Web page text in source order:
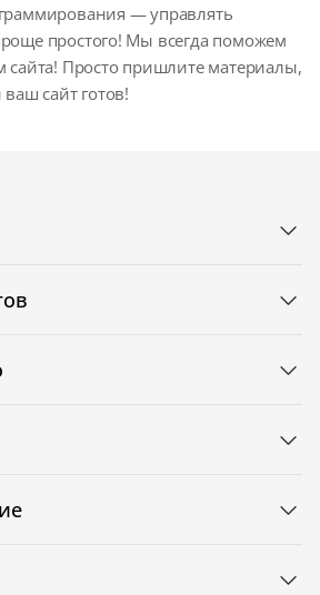
— управлять
простого! Мы всегда поможем
сайта! Просто пришлите материалы,
сайт готов!